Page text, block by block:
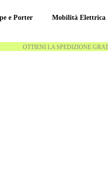
e Porter Mobilità Elettrica
OTTIENI LA SPEDIZIONE